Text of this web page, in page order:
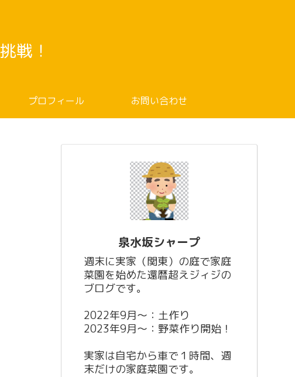
戦！
プロフィール お問い合わせ
泉水坂シャープ
週末に実家（関東）の庭で家庭
菜園を始めた還暦超えジィジの
ブログです。
2022年9月〜：土作り
2023年9月〜：野菜作り開始！
実家は自宅から車で１時間、週
末だけの家庭菜園です。